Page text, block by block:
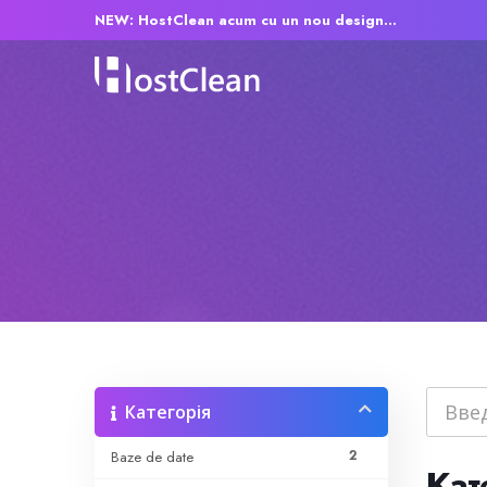
NEW: HostClean acum cu un nou design...
Категорія
2
Baze de date